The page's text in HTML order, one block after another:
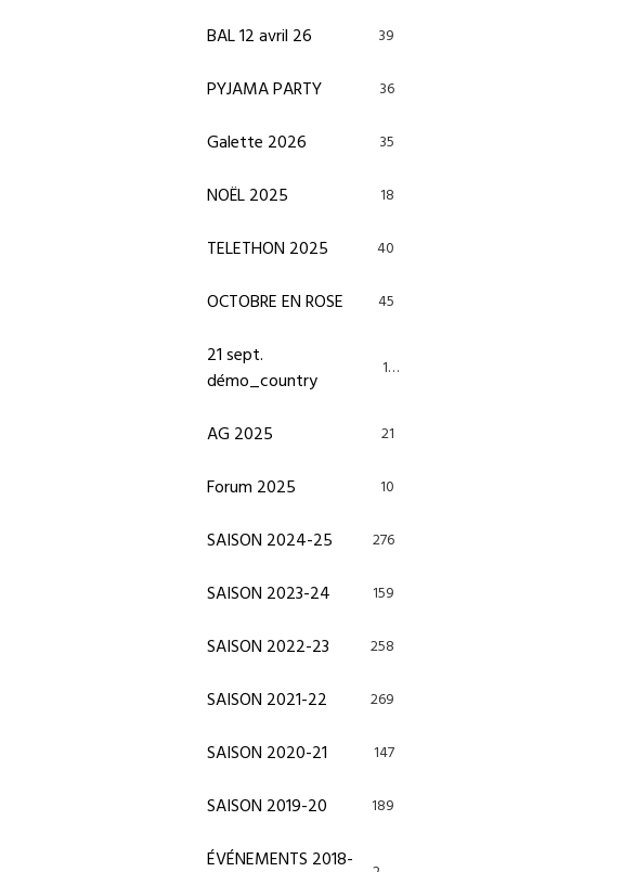
BAL 12 avril 26 39
PYJAMA PARTY 36
Galette 2026 35
NOËL 2025 18
TELETHON 2025 40
OCTOBRE EN ROSE 45
21 sept.
démo_country
13
AG 2025 21
Forum 2025 10
SAISON 2024-25 276
SAISON 2023-24 159
SAISON 2022-23 258
SAISON 2021-22 269
SAISON 2020-21 147
SAISON 2019-20 189
ÉVÉNEMENTS 2018-